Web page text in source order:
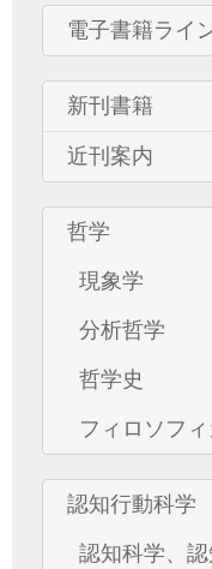
電子書籍ライ
新刊書籍
近刊案内
哲学
現象学
分析哲学
哲学史
フィロソフ
認知行動科学
認知科学、